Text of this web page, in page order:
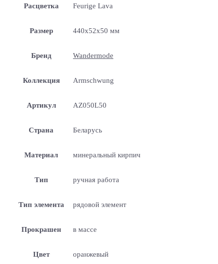
Расцветка Feurige Lava
Размер 440x52x50 мм
Бренд Wandermode
Коллекция Armschwung
Артикул AZ050L50
Страна Беларусь
Материал минеральный кирпич
Тип ручная работа
Тип элемента рядовой элемент
Прокрашен в массе
Цвет оранжевый